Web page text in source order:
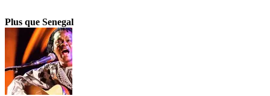
Plus que Senegal